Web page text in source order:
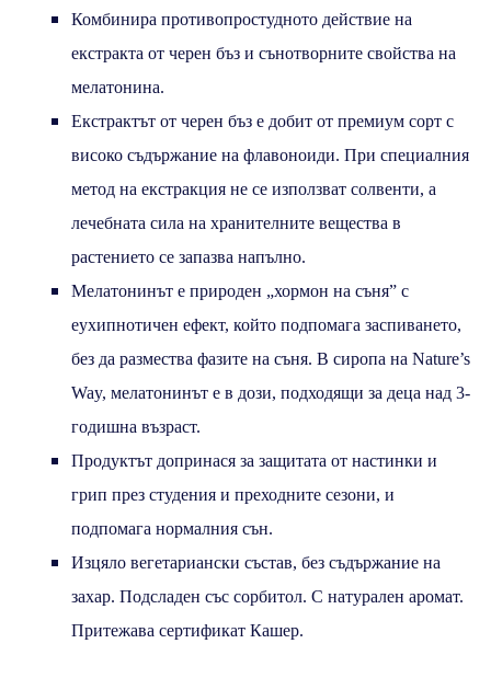
Комбинира противопростудното действие на
екстракта от черен бъз и сънотворните свойства на
мелатонина.
Екстрактът от черен бъз е добит от премиум сорт с
високо съдържание на флавоноиди. При специалния
метод на екстракция не се използват солвенти, а
лечебната сила на хранителните вещества в
растението се запазва напълно.
Мелатонинът е природен „хормон на съня” с
еухипнотичен ефект, който подпомага заспиването,
без да размества фазите на съня. В сиропа на Nature’s
Way, мелатонинът е в дози, подходящи за деца над 3-
годишна възраст.
Продуктът допринася за защитата от настинки и
грип през студения и преходните сезони, и
подпомага нормалния сън.
Изцяло вегетариански състав, без съдържание на
захар. Подсладен със сорбитол. С натурален аромат.
Притежава сертификат Кашер.